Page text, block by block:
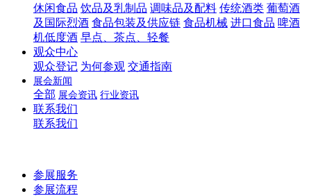
休闲食品 饮品及乳制品 调味品及配料 传统酒类 葡萄酒
及国际烈酒 食品包装及供应链 食品机械 进口食品 啤酒
机低度酒 早点、茶点、轻餐
观众中心
观众登记 为何参观 交通指南
展会新闻
全部 展会资讯 行业资讯
联系我们
联系我们
参展服务
参展流程